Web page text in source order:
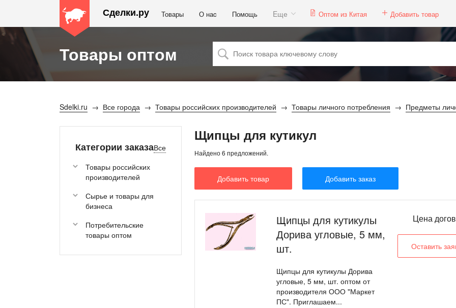
Сделки.ру Товары О наc Помощь Eще Оптом из Китая Добавить товар
Товары оптом
Sdelki.ru Все города Товары российских производителей Товары личного потребления Предметы
Категории заказаВсе
Товары российских
производителей
Сырье и товары для
бизнеса
Потребительские
товары оптом
Щипцы для кутикул
Найдено 6 предложений.
Добавить товар Добавить заказ
Щипцы для кутикулы
Дорива угловые, 5 мм,
шт.
Щипцы для кутикулы Дорива
угловые, 5 мм, шт. оптом от
производителя ООО "Маркет
ПС". Приглашаем...
Цена
Оставить